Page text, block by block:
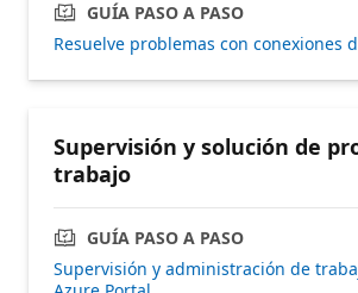
GUÍA PASO A PASO
Resuelve problemas con conexiones
Supervisión y solución de
trabajo
GUÍA PASO A PASO
Supervisión y administración de